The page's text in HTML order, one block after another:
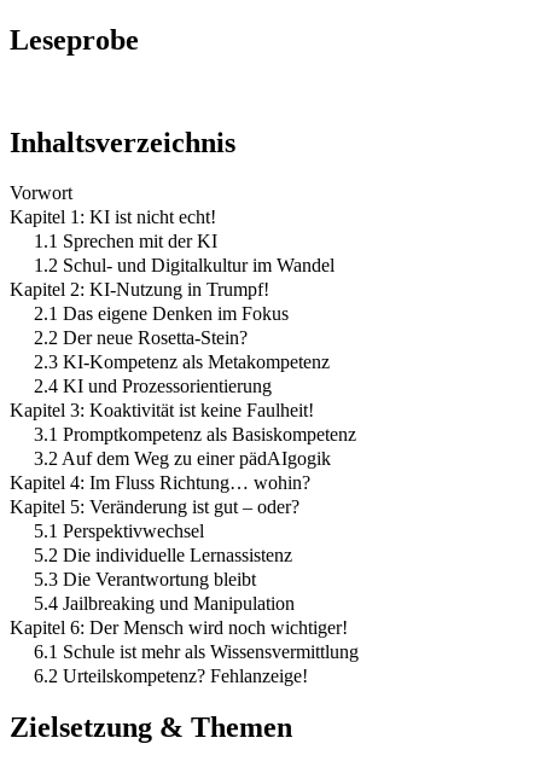
Leseprobe
Inhaltsverzeichnis
Vorwort
Kapitel 1: KI ist nicht echt!
1.1 Sprechen mit der KI
1.2 Schul- und Digitalkultur im Wandel
Kapitel 2: KI-Nutzung in Trumpf!
2.1 Das eigene Denken im Fokus
2.2 Der neue Rosetta-Stein?
2.3 KI-Kompetenz als Metakompetenz
2.4 KI und Prozessorientierung
Kapitel 3: Koaktivität ist keine Faulheit!
3.1 Promptkompetenz als Basiskompetenz
3.2 Auf dem Weg zu einer pädAIgogik
Kapitel 4: Im Fluss Richtung… wohin?
Kapitel 5: Veränderung ist gut – oder?
5.1 Perspektivwechsel
5.2 Die individuelle Lernassistenz
5.3 Die Verantwortung bleibt
5.4 Jailbreaking und Manipulation
Kapitel 6: Der Mensch wird noch wichtiger!
6.1 Schule ist mehr als Wissensvermittlung
6.2 Urteilskompetenz? Fehlanzeige!
Zielsetzung & Themen